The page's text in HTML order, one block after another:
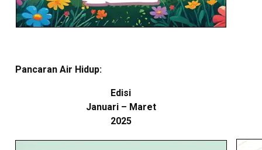
Pancaran Air Hidup:
Edisi
Januari – Maret
2025